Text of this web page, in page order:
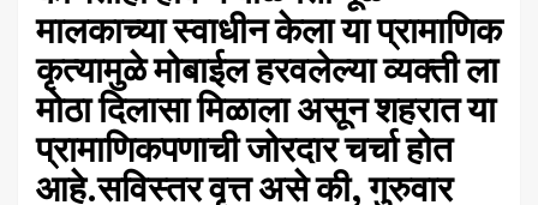
मालकाच्या स्वाधीन केला या प्रामाणिक
कृत्यामुळे मोबाईल हरवलेल्या व्यक्ती ला
मोठा दिलासा मिळाला असून शहरात या
प्रामाणिकपणाची जोरदार चर्चा होत
आहे.सविस्तर वृत्त असे की, गुरुवार